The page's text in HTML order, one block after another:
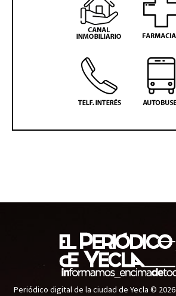
Periódico digital de la ciudad de Yecla © 2026